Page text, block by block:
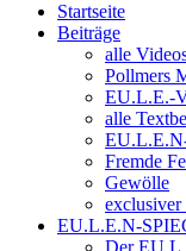
Startseite
Beiträge
alle
Pollmers
EU.L.E.-
alle
Fremde
Gewölle
EU.L.E.N-